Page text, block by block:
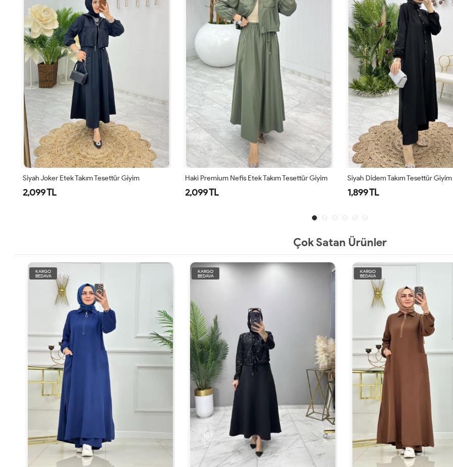
Siyah Joker Etek Takım Tesettür Giyim
2,099 TL
Haki Premium Nefis Etek Takım Tesettür Giyim
2,099 TL
Siyah Didem Takım Tesettür Giyim
1,899 TL
Çok Satan Ürünler
KARGO
BEDAVA
KARGO
BEDAVA
KARGO
BEDAVA